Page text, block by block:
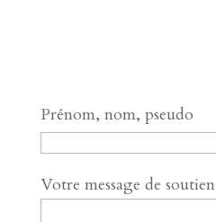
Prénom, nom, pseudo
Votre message de soutien